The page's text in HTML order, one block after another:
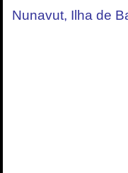
Nunavut, Ilha de